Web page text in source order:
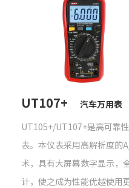
UT107+
汽车万用表
UT105+/UT107+是高可靠
表。本仪表采用高解析度的
术，具有大屏幕数字显示，
计，使之成为性能优越使用